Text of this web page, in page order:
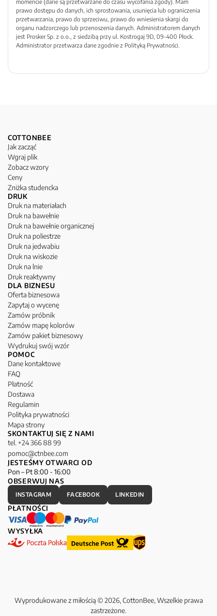
momencie (dane są przetwarzane do czasu wycofania zgody). Mam
prawo dostępu do danych, ich sprostowania, usunięcia lub ograniczenia
przetwarzania, prawo do sprzeciwu, prawo do wniesienia skargi do
organu nadzorczego lub przenoszenia danych. Administratorem danych
jest Prosker Sp. z o.o., z siedzibą przy ul. Kostrogaj 9D, 09-400 Płock.
Administrator przetwarza dane zgodnie z Polityką Prywatności.
COTTONBEE
Jak zacząć
Wgraj plik
Zobacz wzory
Ceny
Zniżka studencka
DRUK
Druk na materiałach
Druk na bawełnie
Druk na bawełnie organicznej
Druk na poliestrze
Druk na jedwabiu
Druk na wiskozie
Druk na lnie
Druk reaktywny
DLA BIZNESU
Oferta biznesowa
Zapytaj o wycenę
Zamów próbnik
Zamów mapę kolorów
Zamów pakiet biznesowy
Wydrukuj swój wzór
POMOC
Dane kontaktowe
FAQ
Płatność
Dostawa
Regulamin
Polityka prywatności
Mapa strony
SKONTAKTUJ SIĘ Z NAMI
tel. +24 366 88 99
pomoc@ctnbee.com
JESTEŚMY OTWARCI OD
Pon – Pt 8:00 - 16:00
OBSERWUJ NAS
INSTAGRAM FACEBOOK LINKEDIN
PŁATNOŚCI
WYSYŁKA
Wyprodukowane z miłością © 2026, CottonBee, Wszelkie prawa
zastrzeżone.